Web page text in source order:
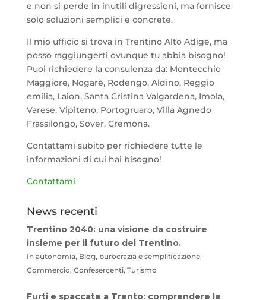
e non si perde in inutili digressioni, ma fornisce
solo soluzioni semplici e concrete.
Il mio ufficio si trova in Trentino Alto Adige, ma
posso raggiungerti ovunque tu abbia bisogno!
Puoi richiedere la consulenza da: Montecchio
Maggiore, Nogarè, Rodengo, Aldino, Reggio
emilia, Laion, Santa Cristina Valgardena, Imola,
Varese, Vipiteno, Portogruaro, Villa Agnedo
Frassilongo, Sover, Cremona.
Contattami subito per richiedere tutte le
informazioni di cui hai bisogno!
Contattami
News recenti
Trentino 2040: una visione da costruire
insieme per il futuro del Trentino.
In autonomia, Blog, burocrazia e semplificazione,
Commercio, Confesercenti, Turismo
Furti e spaccate a Trento: comprendere le